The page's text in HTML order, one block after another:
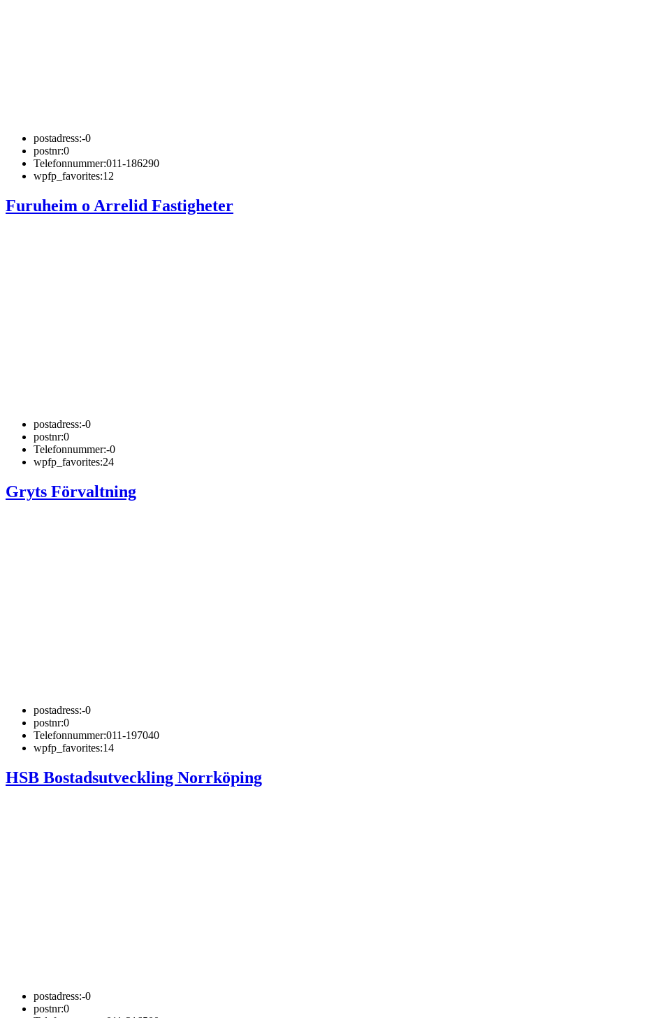
postadress:-0
postnr:0
Telefonnummer:011-186290
wpfp_favorites:12
Furuheim o Arrelid Fastigheter
postadress:-0
postnr:0
Telefonnummer:-0
wpfp_favorites:24
Gryts Förvaltning
postadress:-0
postnr:0
Telefonnummer:011-197040
wpfp_favorites:14
HSB Bostadsutveckling Norrköping
postadress:-0
postnr:0